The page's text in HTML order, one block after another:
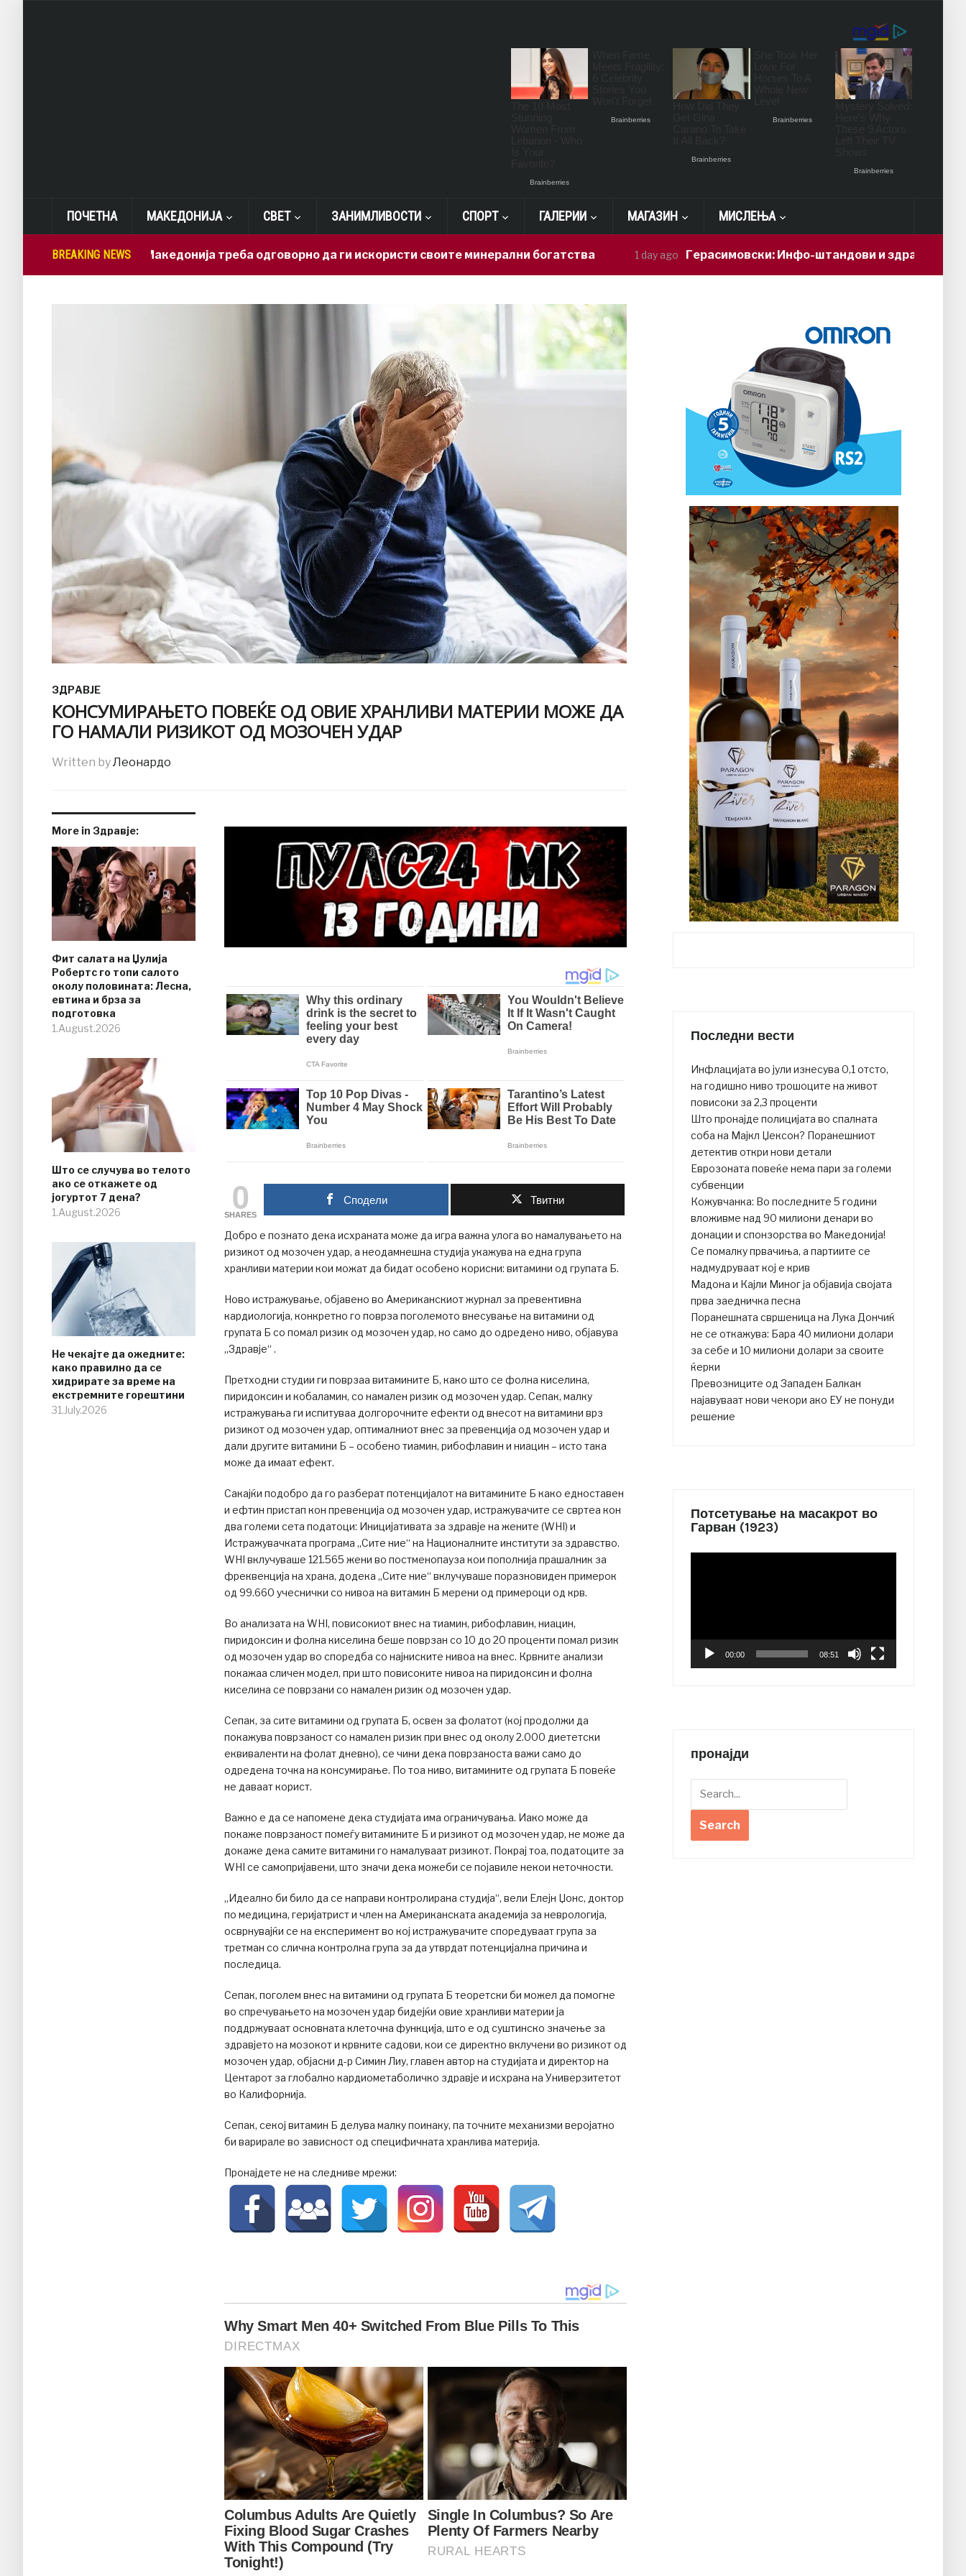
ПОЧЕТНА МАКЕДОНИЈА СВЕТ ЗАНИМЛИВОСТИ СПОРТ ГАЛЕРИИ МАГАЗИН МИСЛЕЊА
BREAKING NEWS
Лепиткова: Македонија треба одговорно да ги искористи своите минерални богатства 1 day ago Герасимовски: Инфо-штандови и здравствени
ЗДРАВЈЕ
КОНСУМИРАЊЕТО ПОВЕЌЕ ОД ОВИЕ ХРАНЛИВИ МАТЕРИИ МОЖЕ ДА
ГО НАМАЛИ РИЗИКОТ ОД МОЗОЧЕН УДАР
Written byЛеонардо
More in Здравје:
Фит салата на Џулија
Робертс го топи салото
околу половината: Лесна,
евтина и брза за
подготовка
1.August.2026
Што се случува во телото
ако се откажете од
јогуртот 7 дена?
1.August.2026
Не чекајте да ожедните:
како правилно да се
хидрирате за време на
екстремните горештини
31.July.2026
0
SHARES
Сподели Твитни
Добро е познато дека исхраната може да игра важна улога во намалувањето на
ризикот од мозочен удар, а неодамнешна студија укажува на една група
хранливи материи кои можат да бидат особено корисни: витамини од групата Б.
Ново истражување, објавено во Американскиот журнал за превентивна
кардиологија, конкретно го поврза поголемото внесување на витамини од
групата Б со помал ризик од мозочен удар, но само до одредено ниво, објавува
„Здравје“ .
Претходни студии ги поврзаа витамините Б, како што се фолна киселина,
пиридоксин и кобаламин, со намален ризик од мозочен удар. Сепак, малку
истражувања ги испитуваа долгорочните ефекти од внесот на витамини врз
ризикот од мозочен удар, оптималниот внес за превенција од мозочен удар и
дали другите витамини Б – особено тиамин, рибофлавин и ниацин – исто така
може да имаат ефект.
Сакајќи подобро да го разберат потенцијалот на витамините Б како едноставен
и ефтин пристап кон превенција од мозочен удар, истражувачите се свртеа кон
два големи сета податоци: Иницијативата за здравје на жените (WHI) и
Истражувачката програма „Сите ние“ на Националните институти за здравство.
WHI вклучуваше 121.565 жени во постменопауза кои пополнија прашалник за
фреквенција на храна, додека „Сите ние“ вклучуваше поразновиден примерок
од 99.660 учеснички со нивоа на витамин Б мерени од примероци од крв.
Во анализата на WHI, повисокиот внес на тиамин, рибофлавин, ниацин,
пиридоксин и фолна киселина беше поврзан со 10 до 20 проценти помал ризик
од мозочен удар во споредба со најниските нивоа на внес. Крвните анализи
покажаа сличен модел, при што повисоките нивоа на пиридоксин и фолна
киселина се поврзани со намален ризик од мозочен удар.
Сепак, за сите витамини од групата Б, освен за фолатот (кој продолжи да
покажува поврзаност со намален ризик при внес од околу 2.000 диететски
еквиваленти на фолат дневно), се чини дека поврзаноста важи само до
одредена точка на консумирање. По тоа ниво, витамините од групата Б повеќе
не даваат корист.
Важно е да се напомене дека студијата има ограничувања. Иако може да
покаже поврзаност помеѓу витамините Б и ризикот од мозочен удар, не може да
докаже дека самите витамини го намалуваат ризикот. Покрај тоа, податоците за
WHI се самопријавени, што значи дека можеби се појавиле некои неточности.
„Идеално би било да се направи контролирана студија“, вели Елејн Џонс, доктор
по медицина, геријатрист и член на Американската академија за неврологија,
осврнувајќи се на експеримент во кој истражувачите споредуваат група за
третман со слична контролна група за да утврдат потенцијална причина и
последица.
Сепак, поголем внес на витамини од групата Б теоретски би можел да помогне
во спречувањето на мозочен удар бидејќи овие хранливи материи ја
поддржуваат основната клеточна функција, што е од суштинско значење за
здравјето на мозокот и крвните садови, кои се директно вклучени во ризикот од
мозочен удар, објасни д-р Симин Лиу, главен автор на студијата и директор на
Центарот за глобално кардиометаболичко здравје и исхрана на Универзитетот
во Калифорнија.
Сепак, секој витамин Б делува малку поинаку, па точните механизми веројатно
би варирале во зависност од специфичната хранлива материја.
Пронајдете не на следниве мрежи:
Последни вести
Инфлацијата во јули изнесува 0,1 отсто,
на годишно ниво трошоците на живот
повисоки за 2,3 проценти
Што пронајде полицијата во спалната
соба на Мајкл Џексон? Поранешниот
детектив откри нови детали
Еврозоната повеќе нема пари за големи
субвенции
Кожувчанка: Во последните 5 години
вложивме над 90 милиони денари во
донации и спонзорства во Македонија!
Се помалку првачиња, а партиите се
надмудруваат кој е крив
Мадона и Кајли Миног ја објавија својата
прва заедничка песна
Поранешната свршеница на Лука Дончиќ
не се откажува: Бара 40 милиони долари
за себе и 10 милиони долари за своите
ќерки
Превозниците од Западен Балкан
најавуваат нови чекори ако ЕУ не понуди
решение
Потсетување на масакрот во
Гарван (1923)
00:00 08:51
пронајди